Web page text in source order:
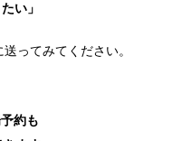
い」
ってみてください。
約も